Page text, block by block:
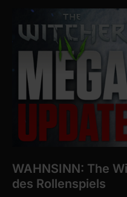
WAHNSINN: The
des Rollenspiels